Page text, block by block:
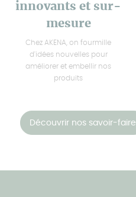
innovants et sur-
mesure
Chez AKENA, on fourmille
d'idées nouvelles pour
améliorer et embellir nos
produits
Découvrir nos savoir-faire